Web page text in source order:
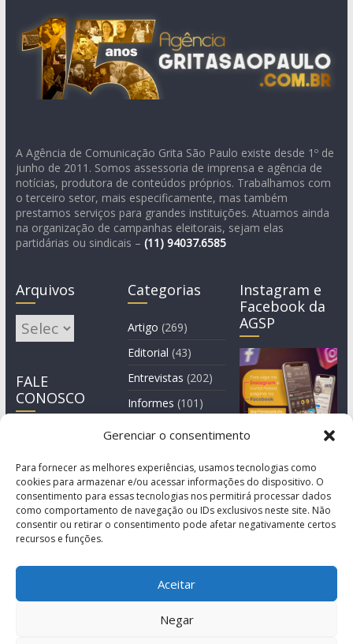
Gerenciar o consentimento
Para fornecer as melhores experiências, usamos tecnologias como
cookies para armazenar e/ou acessar informações do dispositivo. O
consentimento para essas tecnologias nos permitirá processar dados
como comportamento de navegação ou IDs exclusivos neste site. Não
consentir ou retirar o consentimento pode afetar negativamente certos
recursos e funções.
Aceitar
Negar
A Agência de Comunicação Grita São Paulo existe desde 1º de
junho de 2011. Somos assessoria de imprensa e agência de
notícias, produtora de conteúdos próprios. Trabalhamos com
o terceiro setor, mais especificamente, mas também
prestamos serviços para grandes instituições. Atuamos ainda
na organização de campanhas eleitorais, sejam elas
partidárias ou sindicais – (11) 94037.6585
Arquivos
Arquivos
FALE
CONOSCO
Categorias
Artigo (269)
Editorial (43)
Entrevistas (202)
Informes (101)
Manchete
Instagram e
Facebook da
AGSP
© Copyright 2011-2026